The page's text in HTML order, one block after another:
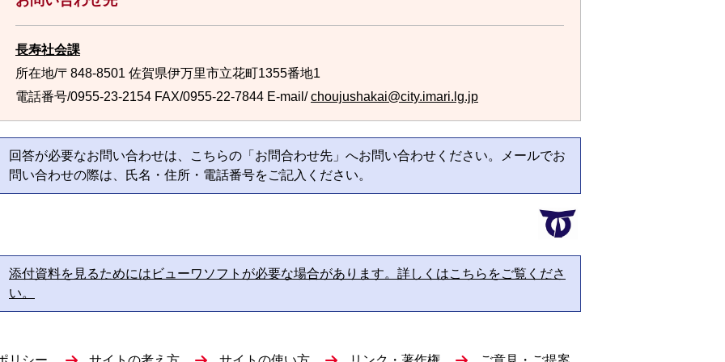
長寿社会課
所在地/〒848-8501 佐賀県伊万里市立花町1355番地1
電話番号/0955-23-2154 FAX/0955-22-7844 E-mail/choujushakai@city.imari.lg.jp
回答が必要なお問い合わせは、こちらの「お問合わせ先」へお問い合わせください。メールでお
問い合わせの際は、氏名・住所・電話番号をご記入ください。
添付資料を見るためにはビューワソフトが必要な場合があります。詳しくはこちらをご覧くださ
い。